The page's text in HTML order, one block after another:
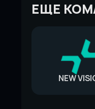
ЕЩЕ
NEW